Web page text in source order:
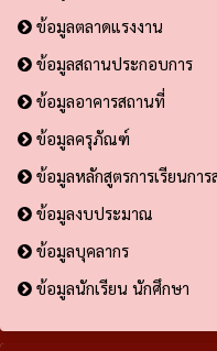
ข้อมูลตลาดแรงงาน
ข้อมูลสถานประกอบการ
ข้อมูลอาคารสถานที่
ข้อมูลครุภัณฑ์
ข้อมูลหลักสูตรการเรียนกา
ข้อมูลงบประมาณ
ข้อมูลบุคลากร
ข้อมูลนักเรียน นักศึกษา